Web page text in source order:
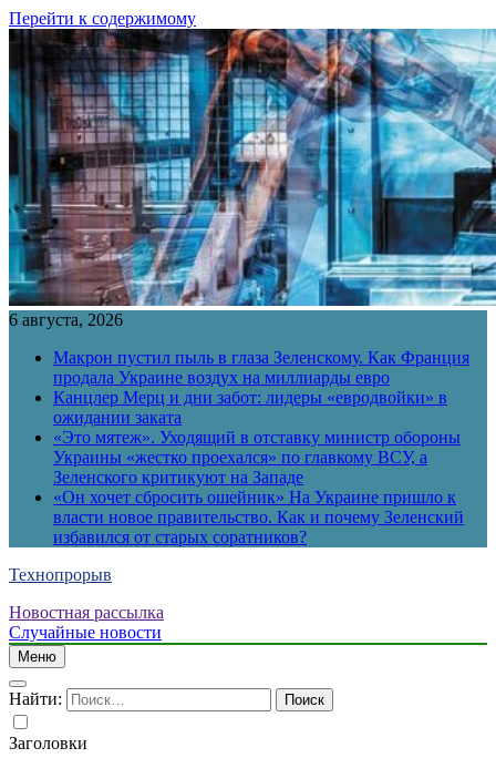
Перейти к содержимому
6 августа, 2026
Макрон пустил пыль в глаза Зеленскому. Как Франция
продала Украине воздух на миллиарды евро
Канцлер Мерц и дни забот: лидеры «евродвойки» в
ожидании заката
«Это мятеж». Уходящий в отставку министр обороны
Украины «жестко проехался» по главкому ВСУ, а
Зеленского критикуют на Западе
«Он хочет сбросить ошейник» На Украине пришло к
власти новое правительство. Как и почему Зеленский
избавился от старых соратников?
Технопрорыв
Новостная рассылка
Случайные новости
Меню
Найти:
Заголовки